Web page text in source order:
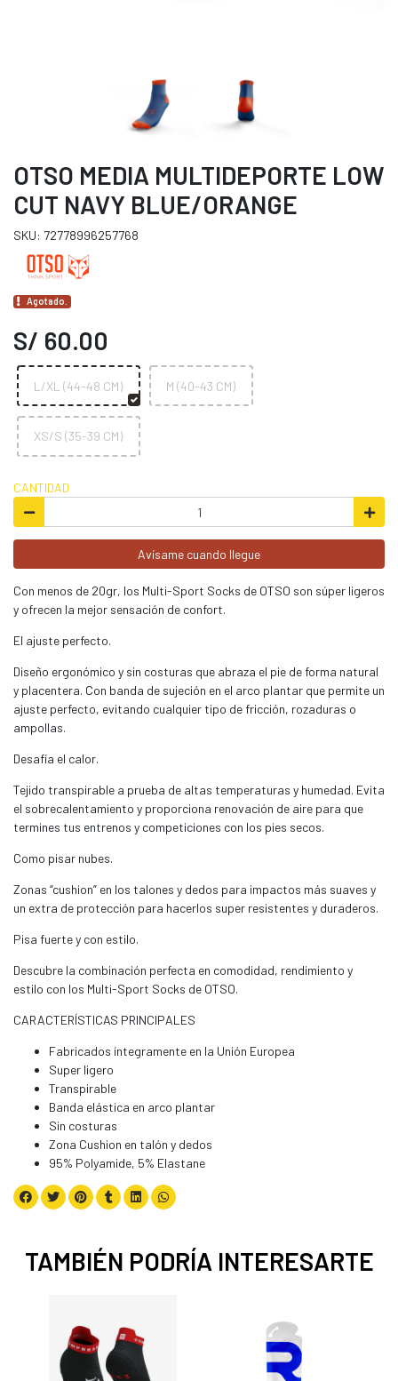
OTSO MEDIA MULTIDEPORTE LOW
CUT NAVY BLUE/ORANGE
SKU: 72778996257768
Agotado.
S/ 60.00
L/XL (44-48 CM) M (40-43 CM)
XS/S (35-39 CM)
CANTIDAD
Avísame cuando llegue
Con menos de 20gr, los Multi-Sport Socks de OTSO son súper ligeros
y ofrecen la mejor sensación de confort.
El ajuste perfecto.
Diseño ergonómico y sin costuras que abraza el pie de forma natural
y placentera. Con banda de sujeción en el arco plantar que permite un
ajuste perfecto, evitando cualquier tipo de fricción, rozaduras o
ampollas.
Desafía el calor.
Tejido transpirable a prueba de altas temperaturas y humedad. Evita
el sobrecalentamiento y proporciona renovación de aire para que
termines tus entrenos y competiciones con los pies secos.
Como pisar nubes.
Zonas “cushion” en los talones y dedos para impactos más suaves y
un extra de protección para hacerlos super resistentes y duraderos.
Pisa fuerte y con estilo.
Descubre la combinación perfecta en comodidad, rendimiento y
estilo con los Multi-Sport Socks de OTSO.
CARACTERÍSTICAS PRINCIPALES
Fabricados íntegramente en la Unión Europea
Super ligero
Transpirable
Banda elástica en arco plantar
Sin costuras
Zona Cushion en talón y dedos
95% Polyamide, 5% Elastane
TAMBIÉN PODRÍA INTERESARTE